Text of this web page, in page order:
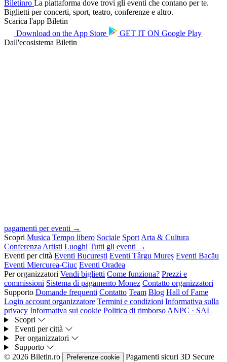
Biletinro La piattaforma dove trovi gli eventi che contano per te.
Biglietti per concerti, sport, teatro, conferenze e altro.
Scarica l'app Biletin
Download on the App Store GET IT ON Google Play
Dall'ecosistema Biletin
pagamenti per eventi →
Scopri Musica Tempo libero Sociale Sport Arta & Cultura
Conferenza Artisti Luoghi Tutti gli eventi →
Eventi per città Eventi București Eventi Târgu Mureș Eventi Bacău
Eventi Miercurea-Ciuc Eventi Oradea
Per organizzatori Vendi biglietti Come funziona? Prezzi e
commissioni Sistema di pagamento Monez Contatto organizzatori
Supporto Domande frequenti Contatto Team Blog Hall of Fame
Login account organizzatore Termini e condizioni Informativa sulla
privacy Informativa sui cookie Politica di rimborso ANPC · SAL
Scopri
Eventi per città
Per organizzatori
Supporto
© 2026 Biletin.ro
Preferenze cookie Pagamenti sicuri 3D Secure